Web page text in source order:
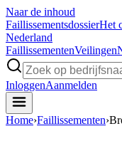
Naar de inhoud
FaillissementsdossierHet
Nederland
FaillissementenVeilingen
InloggenAanmelden
Home›Faillissementen›